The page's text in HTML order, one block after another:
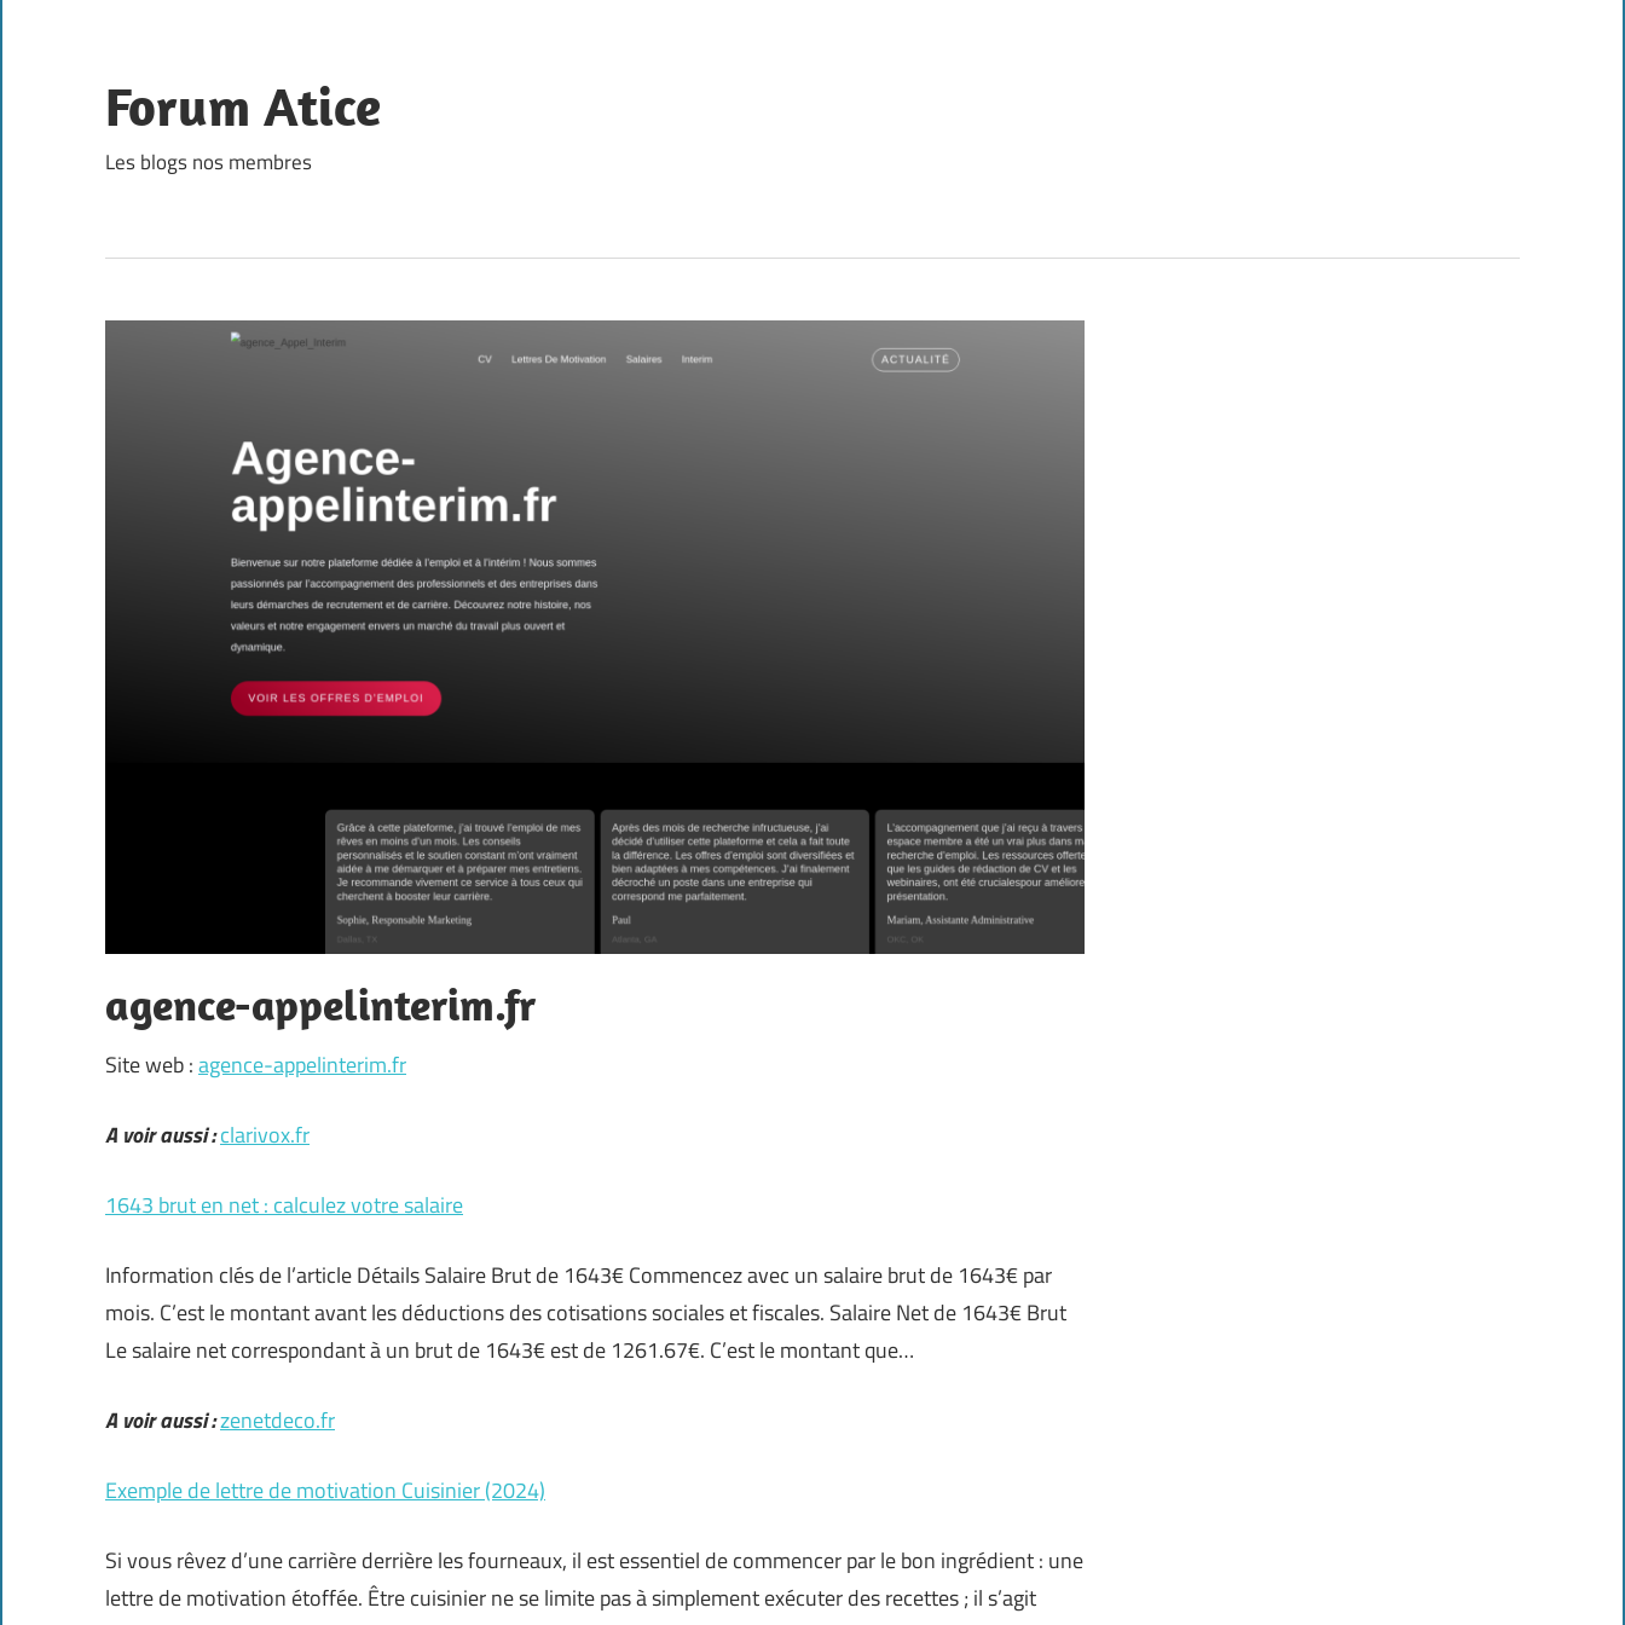
content
Forum Atice
Les blogs nos membres
agence-appelinterim.fr
Site web :agence-appelinterim.fr
A voir aussi :clarivox.fr
1643 brut en net : calculez votre salaire
Information clés de l’article Détails Salaire Brut de 1643€ Commencez avec un salaire brut de 1643€ par
mois. C’est le montant avant les déductions des cotisations sociales et fiscales. Salaire Net de 1643€ Brut
Le salaire net correspondant à un brut de 1643€ est de 1261.67€. C’est le montant que…
A voir aussi :zenetdeco.fr
Exemple de lettre de motivation Cuisinier (2024)
Si vous rêvez d’une carrière derrière les fourneaux, il est essentiel de commencer par le bon ingrédient : une
lettre de motivation étoffée. Être cuisinier ne se limite pas à simplement exécuter des recettes ; il s’agit